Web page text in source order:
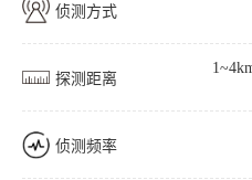
侦测方式
探测距离
侦测频率